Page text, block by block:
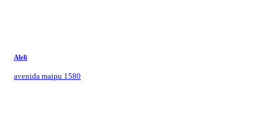
Aleli
avenida maipu 1580